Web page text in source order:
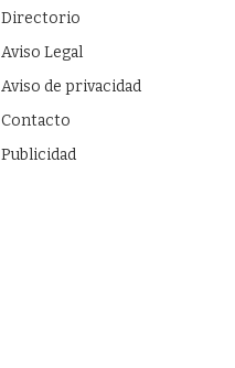
Directorio
Aviso Legal
Aviso de privacidad
Contacto
Publicidad